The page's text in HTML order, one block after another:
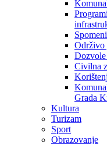
Održivo
Dozvole
Civilna
Grada
Kultura
Turizam
Sport
Obrazovanje